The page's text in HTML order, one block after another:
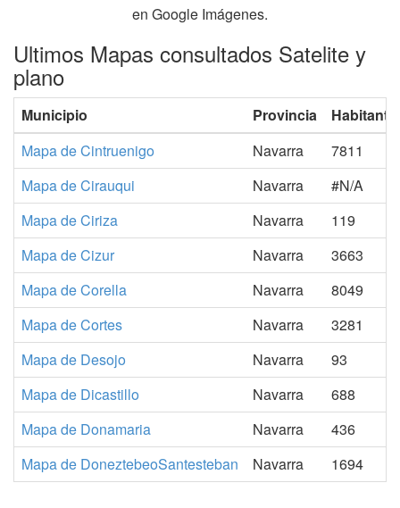
en Google Imágenes.
Ultimos Mapas consultados Satelite y
plano
Municipio Provincia
Mapa de Cintruenigo
Navarra
7811
Mapa de Cirauqui
Navarra
#N/A
Mapa de Ciriza
Navarra
119
Mapa de Cizur
Navarra
3663
Mapa de Corella
Navarra
8049
Mapa de Cortes
Navarra
3281
Mapa de Desojo
Navarra
93
Mapa de Dicastillo
Navarra
688
Mapa de Donamaria
Navarra
436
Mapa de DoneztebeoSantesteban
Navarra 1694